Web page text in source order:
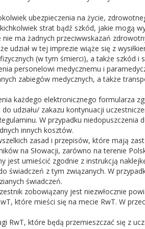
ubezpieczenia na życie,
strat bądź szkód, jakie mogą
ma żadnych przeciwwskazań
udział w tej imprezie wiąże się z
(w tym śmierci), a także szkód
personelowi medycznemu i
zabiegów medycznych, a także
każdego elektronicznego formularza
udziału/ zakazu kontynuacji
W przypadku
innych kosztów.
zasad i przepisów, które mają
na Słowacji, zarówno na terenie
jest umieścić zgodnie z instrukcją
świadczeń z tym związanych. W
świadczeń.
zobowiązany jest niezwłocznie
które mieści się na mecie RwT. W
RwT, które będą przemieszczać się z